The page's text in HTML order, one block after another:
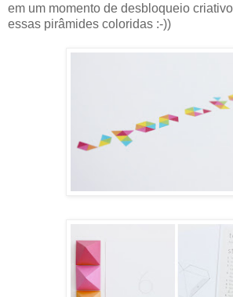
em um momento de desbloqueio
essas pirâmides coloridas :-))